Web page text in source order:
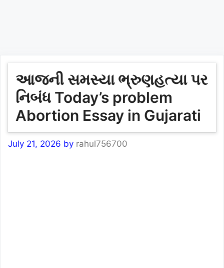
આજની સમસ્યા ભ્રુણહત્યા પર
નિબંધ Today’s problem
Abortion Essay in Gujarati
July 21, 2026 by rahul756700